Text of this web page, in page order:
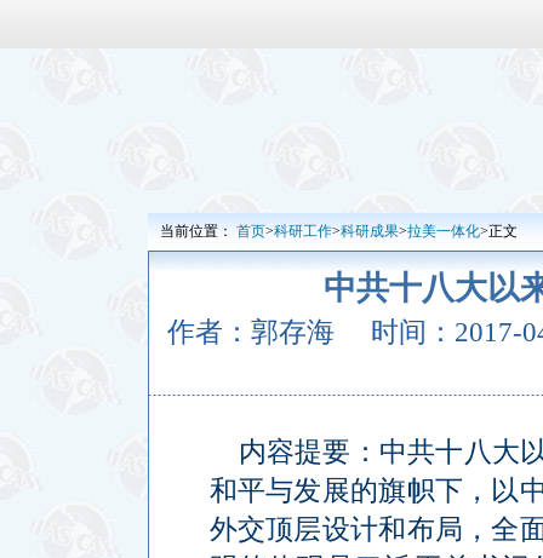
当前位置： 首页>科研工作>科研成果>拉美一体化>正文
中共十八大以
作者：郭存海 时间：2017-
内容提要：中共十八大
和平与发展的旗帜下，以
外交顶层设计和布局，全